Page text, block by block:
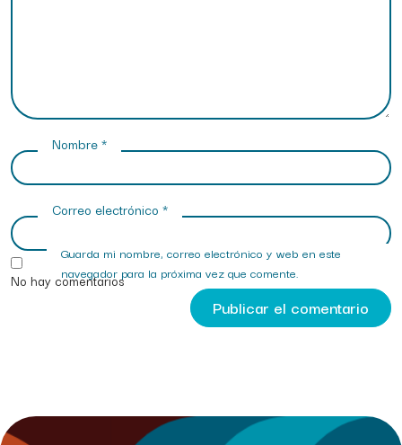
Nombre*
Correo electrónico *
Guarda mi nombre, correo electrónico y web en este
navegador para la próxima vez que comente.
No hay comentarios